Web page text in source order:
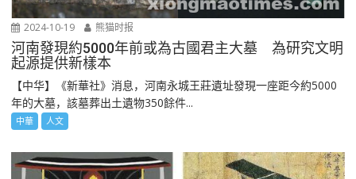
2024-10-19 熊猫时报
河南發現約5000年前或為古國君主大墓 為研究文明
起源提供新樣本
【中华】《新華社》消息，河南永城王莊遺址發現一座距今約5000
年的大墓，該墓葬出土遺物350餘件...
中華 人文